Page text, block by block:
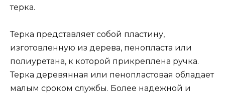
терка.
Терка представляет собой пластину,
изготовленную из дерева, пенопласта или
полиуретана, к которой прикреплена ручка.
Терка деревянная или пенопластовая обладает
малым сроком службы. Более надежной и